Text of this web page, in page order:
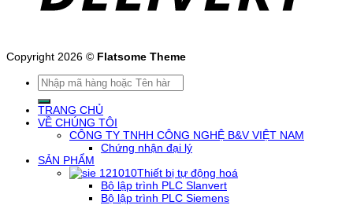
Copyright 2026 © Flatsome Theme
Tìm
kiếm:
TRANG CHỦ
VỀ CHÚNG TÔI
CÔNG TY TNHH CÔNG NGHỆ B&V VIỆT NAM
Chứng nhận đại lý
SẢN PHẨM
Thiết bị tự động hoá
Bộ lập trình PLC Slanvert
Bộ lập trình PLC Siemens